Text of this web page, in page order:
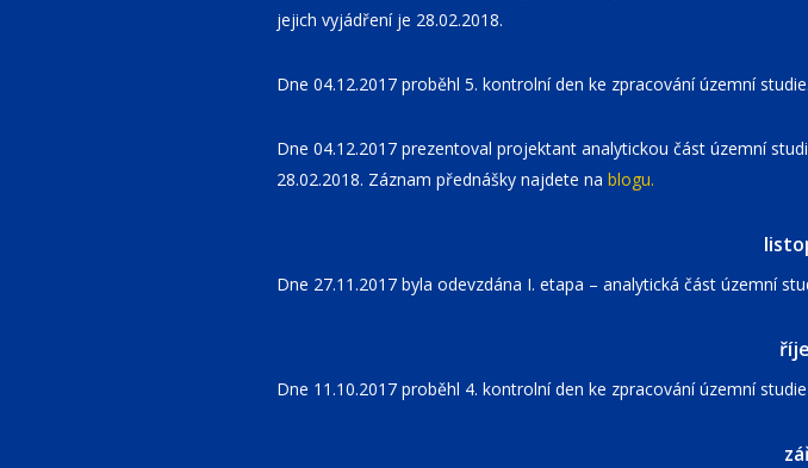
jejich vyjádření je 28.02.2018.
Dne 04.12.2017 proběhl 5. kontrolní den ke zpracování územní studie.
Dne 04.12.2017 prezentoval projektant analytickou část územní
28.02.2018. Záznam přednášky najdete na blogu.
Dne 27.11.2017 byla odevzdána I. etapa – analytická část územní
Dne 11.10.2017 proběhl 4. kontrolní den ke zpracování územní studie